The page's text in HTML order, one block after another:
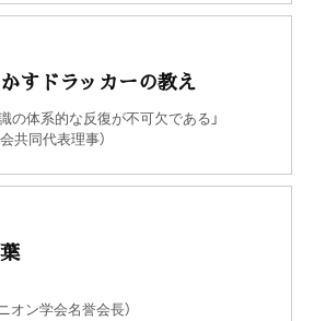
すドラッカーの教え
の体系的な反復が不可欠である」
共同代表理事）
オン学会名誉会長）